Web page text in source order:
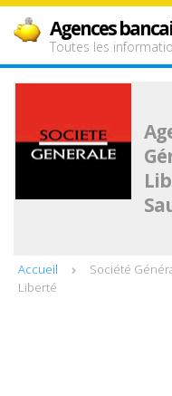
Agences
Toutes les
Accueil
Société
Liberté